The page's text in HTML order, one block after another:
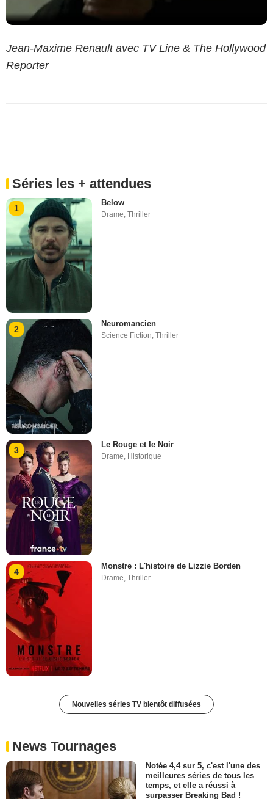
Jean-Maxime Renault avec TV Line & The Hollywood
Reporter
Séries les + attendues
1
Below
Drame ,Thriller
2
Neuromancien
Science Fiction,Thriller
3
Le Rouge et le Noir
Drame, Historique
4
Monstre : L'histoire de Lizzie Borden
Drame ,Thriller
Nouvelles séries TV bientôt diffusées
News Tournages
Notée 4,4 sur 5, c'est l'une des
meilleures séries de tous les
temps, et elle a réussi à
surpasser Breaking Bad !